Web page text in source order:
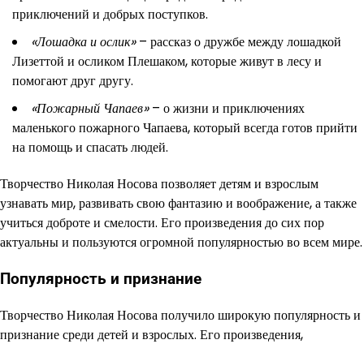
приключений и добрых поступков.
«Лошадка и ослик»– рассказ о дружбе между лошадкой
Лизеттой и осликом Плешаком, которые живут в лесу и
помогают друг другу.
«Пожарный Чапаев»– о жизни и приключениях
маленького пожарного Чапаева, который всегда готов прийти
на помощь и спасать людей.
Творчество Николая Носова позволяет детям и взрослым
узнавать мир, развивать свою фантазию и воображение, а также
учиться доброте и смелости. Его произведения до сих пор
актуальны и пользуются огромной популярностью во всем мире.
Популярность и признание
Творчество Николая Носова получило широкую популярность и
признание среди детей и взрослых. Его произведения,